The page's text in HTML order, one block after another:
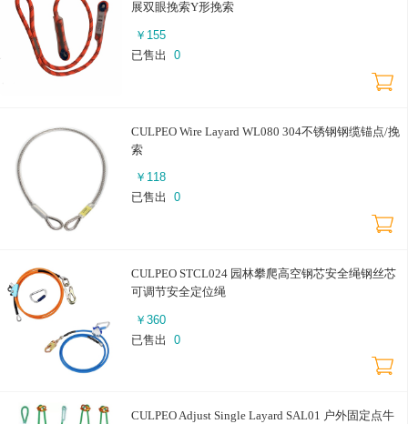
展双眼挽索Y形挽索
￥ 155
已售出
0
CULPEO Wire Layard WL080 304不锈钢钢缆锚点/挽
索
￥ 118
已售出
0
CULPEO STCL024 园林攀爬高空钢芯安全绳钢丝芯
可调节安全定位绳
￥ 360
已售出
0
CULPEO Adjust Single Layard SAL01 户外固定点牛